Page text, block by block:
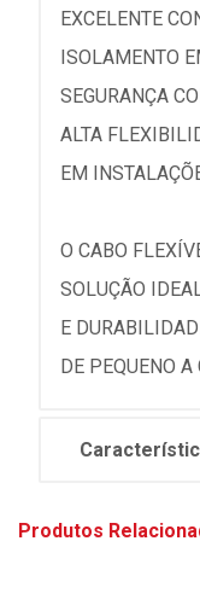
EXCELENTE
ISOLAMENTO
SEGURANÇA
ALTA
EM
O CABO
SOLUÇÃO
E
DE PEQUENO A
Produtos